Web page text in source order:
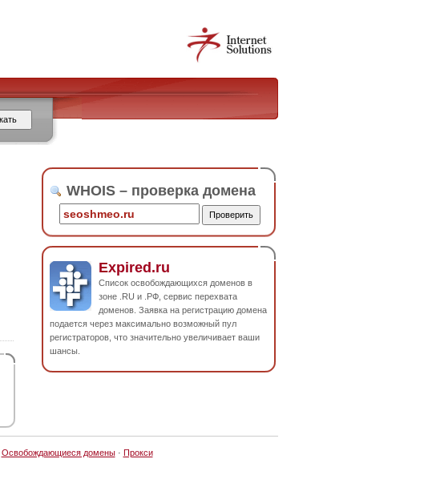
WHOIS – проверка домена
Expired.ru
Список освобождающихся доменов в
зоне .RU и .РФ, сервис перехвата
доменов. Заявка на регистрацию домена
подается через максимально возможный пул
регистраторов, что значительно увеличивает ваши
шансы.
Освобождающиеся домены· Прокси